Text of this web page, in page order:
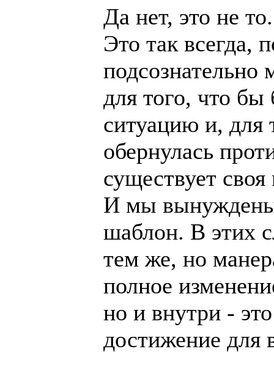
Да нет, это не
Это так
подсознательно
для того, что
ситуацию и, для
обернулась
существует
И мы вынуждены
шаблон. В этих
тем же, но
полное
но и внутри -
достижение